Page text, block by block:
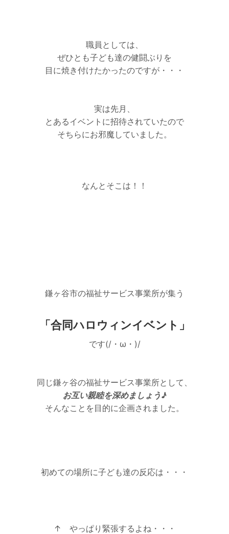
職員としては、
ぜひとも子ども達の健闘ぶりを
目に焼き付けたかったのですが・・・
実は先月、
とあるイベントに招待されていたので
そちらにお邪魔していました。
なんとそこは！！
鎌ヶ谷市の福祉サービス事業所が集う
「合同ハロウィンイベント」
です(/・ω・)/
同じ鎌ヶ谷の福祉サービス事業所として、
お互い親睦を深めましょう♪
そんなことを目的に企画されました。
初めての場所に子ども達の反応は・・・
↑ やっぱり緊張するよね・・・